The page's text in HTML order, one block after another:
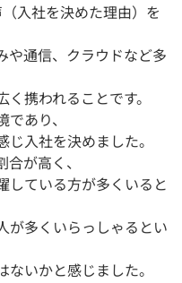
入社を決めた理由）を
や通信、クラウドなど多
携われることです。
あり、
入社を決めました。
が高く、
ている方が多くいると
が多くいらっしゃるとい
いかと感じました。